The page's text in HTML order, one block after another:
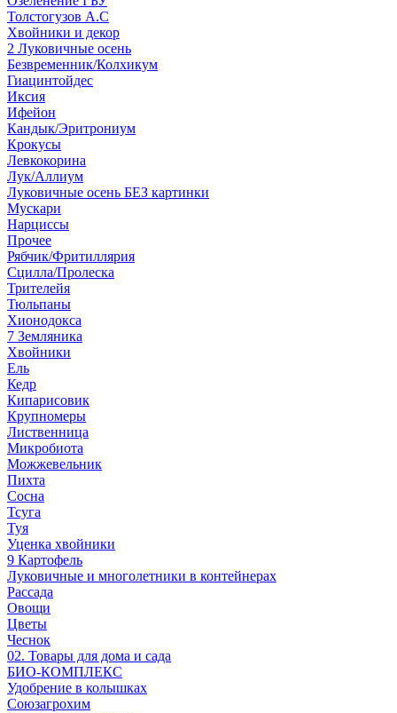
Толстогузов А.С
Хвойники и декор
2 Луковичные осень
Безвременник/Колхикум
Гиацинтойдес
Иксия
Ифейон
Кандык/Эритрониум
Крокусы
Левкокорина
Лук/Аллиум
Луковичные осень БЕЗ картинки
Мускари
Нарциссы
Прочее
Рябчик/Фритиллярия
Сцилла/Пролеска
Трителейя
Тюльпаны
Хионодокса
7 Земляника
Хвойники
Ель
Кедр
Кипарисовик
Крупномеры
Лиственница
Микробиота
Можжевельник
Пихта
Сосна
Тсуга
Туя
Уценка хвойники
9 Картофель
Луковичные и многолетники в контейнерах
Рассада
Овощи
Цветы
Чеснок
02. Товары для дома и сада
БИО-КОМПЛЕКС
Удобрение в колышках
Союзагрохим